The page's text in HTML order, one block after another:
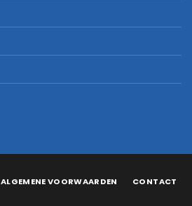
ALGEMENE VOORWAARDEN CONTACT